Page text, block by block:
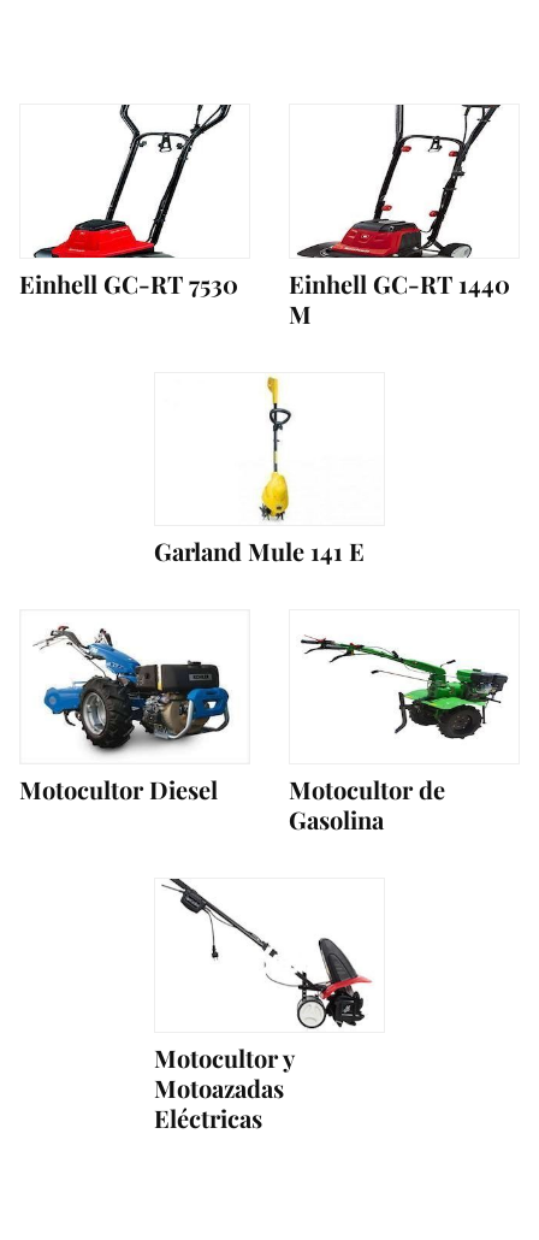
Einhell GC-RT 7530
Einhell GC-RT 1440
M
Garland Mule 141 E
Motocultor Diesel
Motocultor de
Gasolina
Motocultor y
Motoazadas
Eléctricas